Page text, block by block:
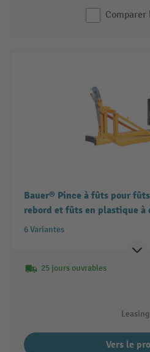
Bauer® Pince à fûts pour
rebord et fûts en plastique à
accessoire pour chariot
6 Variantes
25 jours ouvrables
Vers le